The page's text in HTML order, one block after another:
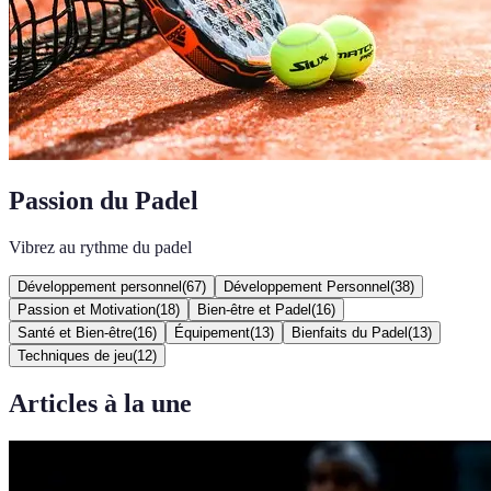
Passion du Padel
Vibrez au rythme du padel
Développement personnel (67) Développement Personnel (38)
Passion et Motivation(18) Bien-être et Padel (16)
Santé et Bien-être(16) Équipement(13) Bienfaits du Padel (13)
Techniques de jeu(12)
Articles à la une